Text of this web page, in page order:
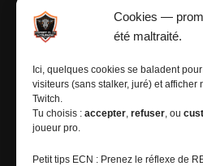
Cookies —
été maltraité.
Ici, quelques cookies se baladent
visiteurs (sans stalker, juré) et afficher
Twitch.
Tu choisis : accepter, refuser, ou
joueur pro.
Petit tips ECN : Prenez le réflexe de
Précédent
Suivant
PRÉCÉDENT